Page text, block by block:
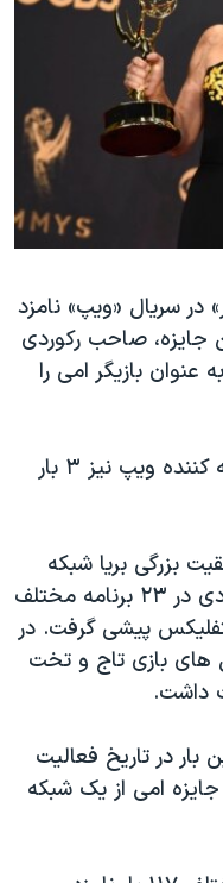
در سریال «ویپ» نامزد
صاحب رکوردی
بازیگر امی را
جولیا لوئیس دریفوس بعنوان تهیه کننده ویپ نیز ۳ بار
بزرگی بریا شبکه
کابلی اچ بی او بود که با ۱۳۷ نامزدی در ۲۳ برنامه مختلف
پیشی گرفت. در
های بازی تاج و تخت
داشت.
در تاریخ فعالیت
امی از یک شبکه